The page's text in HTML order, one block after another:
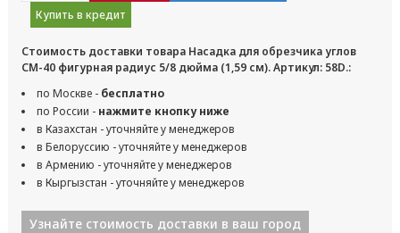
Купить в кредит
Стоимость доставки товара Насадка для обрезчика углов
CM-40 фигурная радиус 5/8 дюйма (1,59 см). Артикул: 58D.:
по Москве - бесплатно
по России - нажмите кнопку ниже
в Казахстан - уточняйте у менеджеров
в Белоруссию - уточняйте у менеджеров
в Армению - уточняйте у менеджеров
в Кыргызстан - уточняйте у менеджеров
Узнайте стоимость доставки в ваш город